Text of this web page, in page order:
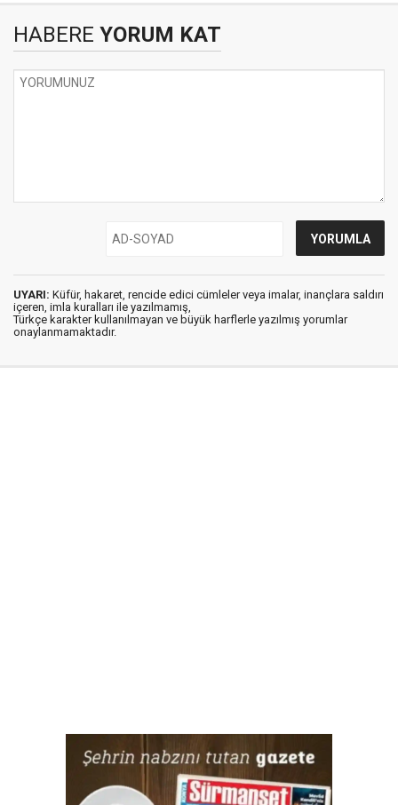
HABERE YORUM KAT
UYARI: Küfür, hakaret, rencide edici cümleler veya imalar, inançlara saldırı
içeren, imla kuralları ile yazılmamış,
Türkçe karakter kullanılmayan ve büyük harflerle yazılmış yorumlar
onaylanmamaktadır.